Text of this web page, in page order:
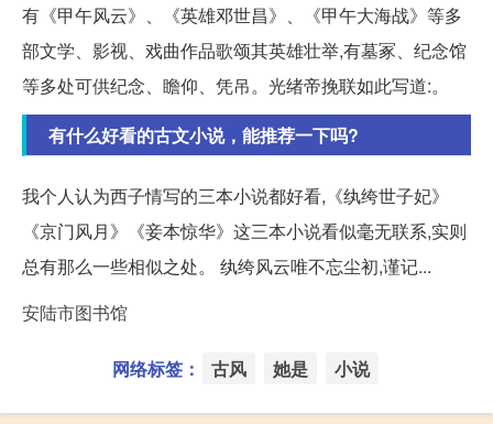
有《甲午风云》、《英雄邓世昌》、《甲午大海战》等多
部文学、影视、戏曲作品歌颂其英雄壮举,有墓冢、纪念馆
等多处可供纪念、瞻仰、凭吊。光绪帝挽联如此写道:。
有什么好看的古文小说，能推荐一下吗?
我个人认为西子情写的三本小说都好看,《纨绔世子妃》
《京门风月》《妾本惊华》这三本小说看似毫无联系,实则
总有那么一些相似之处。 纨绔风云唯不忘尘初,谨记...
安陆市图书馆
网络标签： 古风 她是 小说